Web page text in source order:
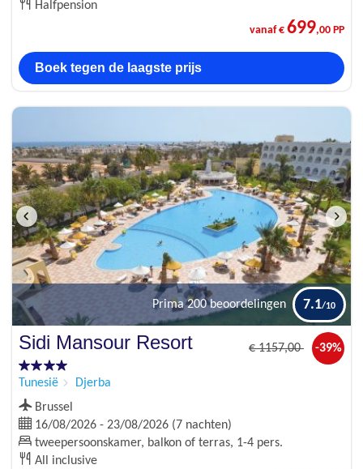
Halfpension
vanaf € 699,00 PP
Boek tegen de laagste prijs
Prima 200 beoordelingen 7.1
Sidi Mansour Resort
Tunesië Djerba
€1157,00 -39%
Brussel
16/08/2026 - 23/08/2026 (7 nachten)
tweepersoonskamer, balkon of terras, 1-4 pers.
All inclusive